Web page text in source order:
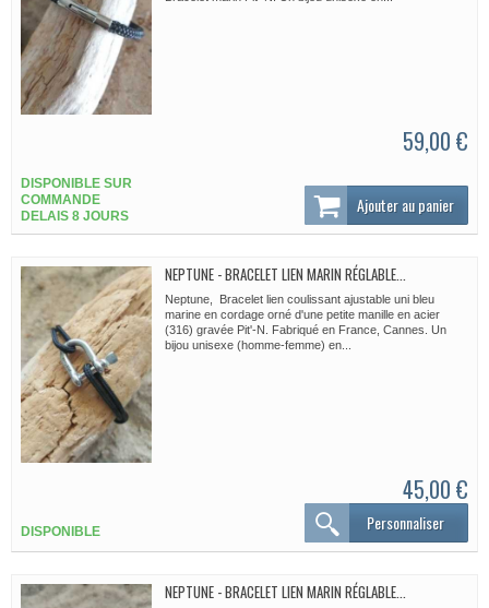
59,00 €
DISPONIBLE SUR
COMMANDE
DELAIS 8 JOURS
Ajouter au panier
NEPTUNE - BRACELET LIEN MARIN RÉGLABLE...
Neptune, Bracelet lien coulissant ajustable uni bleu
marine en cordage orné d'une petite manille en acier
(316) gravée Pit'-N. Fabriqué en France, Cannes. Un
bijou unisexe (homme-femme) en...
45,00 €
DISPONIBLE Personnaliser
NEPTUNE - BRACELET LIEN MARIN RÉGLABLE...